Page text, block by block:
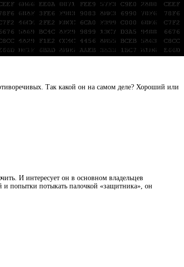
жизни он назывался Microsoft Security
Так какой он на самом деле? Хороший или
И интересует он в основном владельцев
и попытки потыкать палочкой «защитника», он